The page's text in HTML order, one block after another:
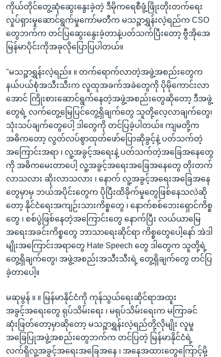
ကိုယ်တိုင်တွေ့ဆုံဆွေးနွေးခဲ့တဲ့ ဒီမိုကရေစီဖွံ့ဖြိုးတိုးတက်ရေး
လှုပ်ရှားမှုဆောင်ရွက်မှုကော်မတီက မသဉ္ဇာရွှန်းလဲ့ရည်က CSO
တွေဘက်က တင်ပြဆွေးနွေးခဲ့တာနဲ့ပတ်သက်ပြီးတော့ ဗွီအိုအေ
မြန်မာပိုင်းကိုအခုလိုပြောပြပါတယ်။
"မသဉ္ဇာရွှန်းလဲ့ရည်။ ။ တက်ရောက်လာတဲ့အဖွဲ့အစည်းတွေက
နယ်ပယ်စုံအသီးသီးက လူထုအခက်အခဲတွေကို ပိုမိုကောင်းလာ
အောင် ကြိုးစားဆောင်ရွက်နေတဲ့အဖွဲ့အစည်းတွေဆိုတော့ ဒီအဖွဲ့
တွေရဲ့ လက်တွေ့မြေပြင်တွေ့ရှိချက်တွေ သူတို့လေ့လာချက်တွေ၊
သုံးသပ်ချက်တွေပေါ့ ဒါတွေကို တင်ပြခဲ့ပါတယ်။ ကျမတို့က
အဓိကတော့ လွတ်လပ်စွာထုတ်ဖော်ပြောဆိုခွင့်နဲ့ ပတ်သက်တဲ့
အကြောင်းအရာ ၊ လူ့အခွင့်အရေးနဲ့ ပတ်သက်တဲ့အခြေအနေတွေ
ကို အဓိကမေးတာပေါ့ လူ့အခွင့်အရေးအခြေအနေတွေ တိုးတက်
လာသလား ဆိုးလာသလား ၊ နောက် လူ့အခွင့်အရေးအခြေအနေ
တွေမှာမှ ဘယ်အပိုင်းတွေက ပိုပြီးထိခိုက်မှုတွေဖြစ်နေသလဲဆို
တော့ နိုင်ငံရေးအကျဉ်းသားကိစ္စတွေ ၊ နောက်စစ်ဘေးရှောင်ကိစ္စ
တွေ ၊ စစ်ပွဲဖြစ်နေတဲ့အကြောင်းတွေ နောက်ပြီး လယ်ယာမြေ
အရေးအခင်းကိစ္စတွေ ဘာသာရေးဆိုင်ရာ ကိစ္စတွေပေါ့နော် အဲဒါ
မျိုးအကြောင်းအရာတွေ Hate Speech တွေ ဒါတွေက သူတို့ရဲ့
တွေ့ရှိချက်တွေ၊ အဖွဲ့အစည်းအသီးသီးရဲ့ တွေ့ရှိချက်တွေ တင်ပြ
ခဲ့တာပေါ့။
မဆုမွန် ။ ။ မြန်မာနိုင်ငံကို ကုန်သွယ်ရေးဆိုင်ရာအထူး
အခွင့်အရေးတွေ ရုပ်သိမ်းရေး ၊ မရုပ်သိမ်းရေးက မကြာခင်
ဆုံးဖြတ်တော့မှာဆိုတော့ မသဉ္ဇာရွှန်းလဲ့ရည်တို့လိုမျိုး လူမှု
အခြေပြုအဖွဲ့အစည်းတွေဘက်က တင်ပြတဲ့ မြန်မာနိုင်ငံရဲ့
လက်ရှိလူ့အခွင့်အရေးအခြေအနေ ၊ အနေအထားတွေကြောင့်မို့